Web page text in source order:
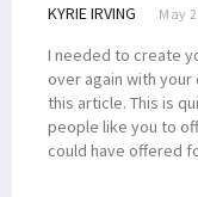
KYRIE IRVING May
I needed to create
over again with
this article. This is
people like you to
could have offered